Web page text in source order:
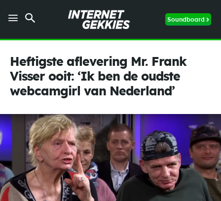
Soundboard
Heftigste aflevering Mr. Frank
Visser ooit: ‘Ik ben de oudste
webcamgirl van Nederland’